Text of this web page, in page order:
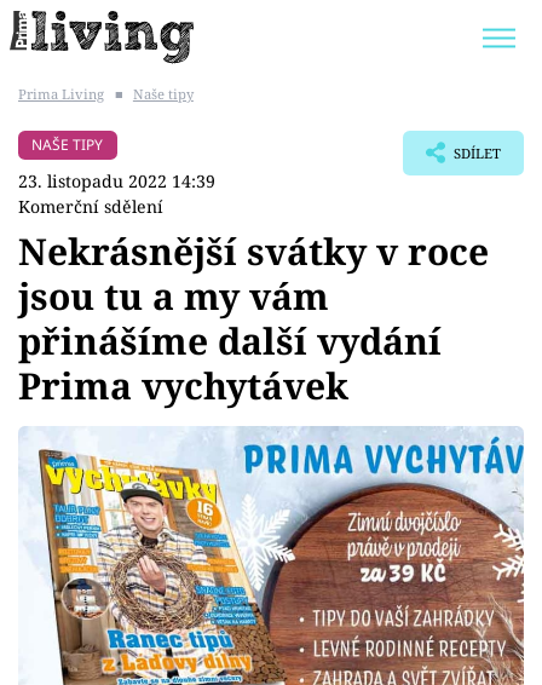
BYDLENÍ SLAVNÝCH
Témata
Bydlení
Zahrada
Design
Sledujte prima+
Přihlášení
Prima Living ■ Naše tipy
NAŠE TIPY
23. listopadu 2022 14:39
Komerční sdělení
SDÍLET
Nekrásnější svátky v roce
jsou tu a my vám
přinášíme další vydání
Prima vychytávek